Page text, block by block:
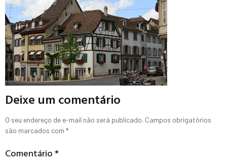
Deixe um comentário
O seu endereço de e-mail não será publicado. Campos obrigatórios
são marcados com *
Comentário*